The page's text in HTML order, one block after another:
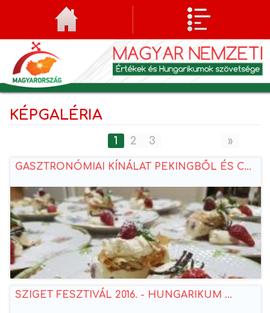
KÉPGALÉRIA
1 2 3 »
GASZTRONÓMIAI KÍNÁLAT PEKINGBŐL ÉS C...
SZIGET FESZTIVÁL 2016. - HUNGARIKUM ...